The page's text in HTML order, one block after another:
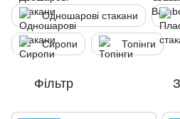
Одношарові стакани
Сиропи Топінги
Фільтр